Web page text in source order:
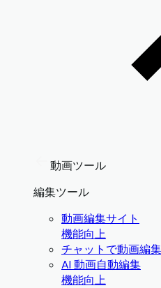
動画ツール
編集ツール
動画編集サイト
機能向上
チャットで動画編集
AI 動画自動編集
機能向上